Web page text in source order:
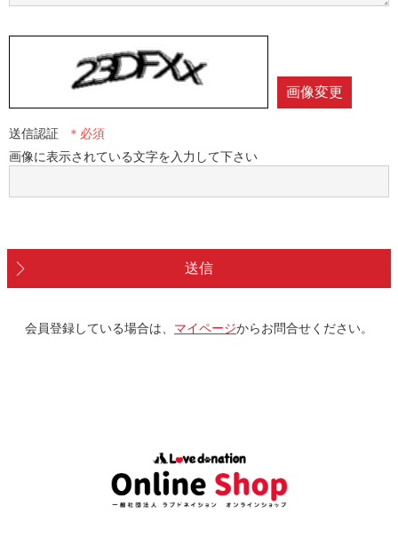
画像変更
送信認証
画像に表示されている文字を入力して下さい
送信
会員登録している場合は、 マイページからお問合せください。